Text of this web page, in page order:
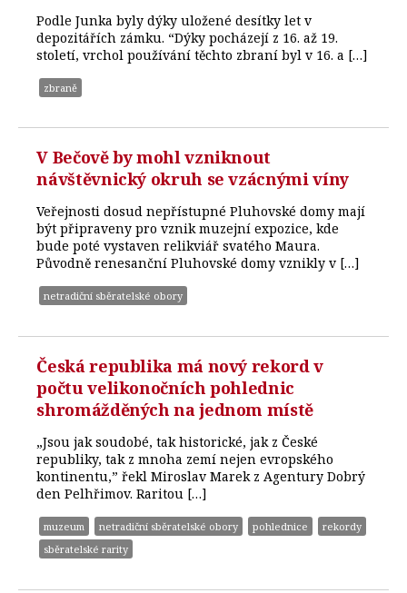
Podle Junka byly dýky uložené desítky let v
depozitářích zámku. “Dýky pocházejí z 16. až 19.
století, vrchol používání těchto zbraní byl v 16. a […]
zbraně
V Bečově by mohl vzniknout
návštěvnický okruh se vzácnými víny
Veřejnosti dosud nepřístupné Pluhovské domy mají
být připraveny pro vznik muzejní expozice, kde
bude poté vystaven relikviář svatého Maura.
Původně renesanční Pluhovské domy vznikly v […]
netradiční sběratelské obory
Česká republika má nový rekord v
počtu velikonočních pohlednic
shromážděných na jednom místě
„Jsou jak soudobé, tak historické, jak z České
republiky, tak z mnoha zemí nejen evropského
kontinentu,” řekl Miroslav Marek z Agentury Dobrý
den Pelhřimov. Raritou […]
muzeum netradiční sběratelské obory pohlednice
rekordy
sběratelské rarity